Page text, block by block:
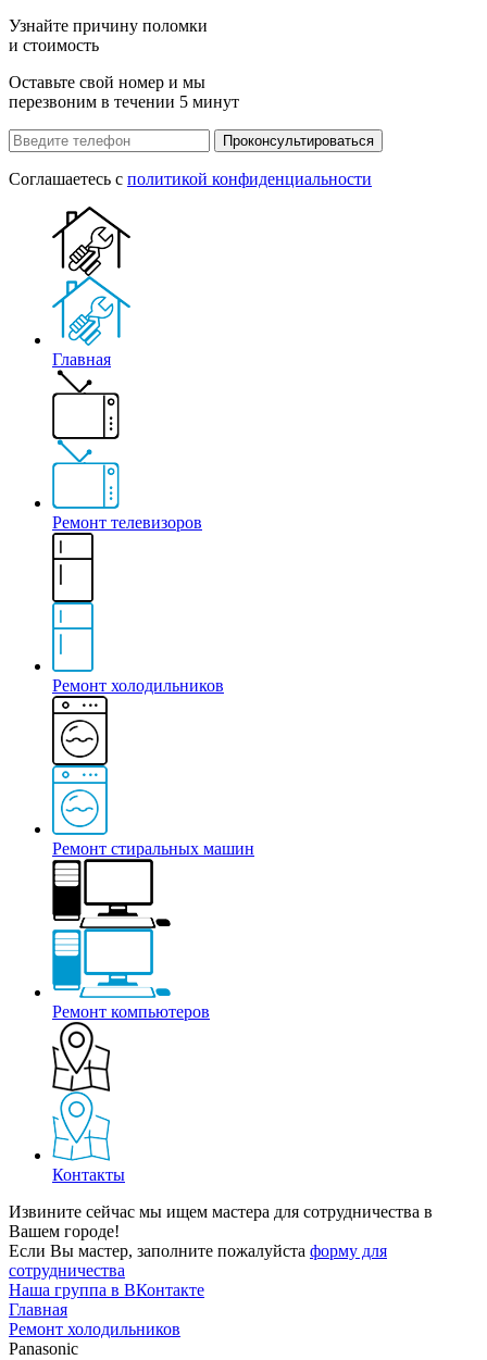
Узнайте причину поломки
и стоимость
Оставьте свой номер и мы
перезвоним в течении 5 минут
Проконсультироваться
Соглашаетесь с политикой конфиденциальности
Главная
Ремонт телевизоров
Ремонт холодильников
Ремонт стиральных машин
Ремонт компьютеров
Контакты
Извините сейчас мы ищем мастера для сотрудничества в
Вашем городе!
Если Вы мастер, заполните пожалуйста форму для
сотрудничества
Наша группа в ВКонтакте
Главная
Ремонт холодильников
Panasonic